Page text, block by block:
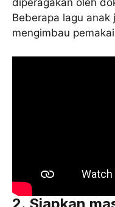
diperagakan oleh
Beberapa lagu
mengimbau